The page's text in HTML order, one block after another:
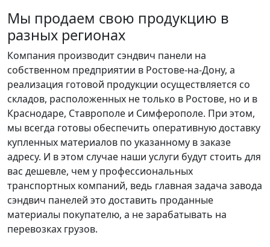
Мы продаем свою продукцию в
разных регионах
Компания производит сэндвич панели на
собственном предприятии в Ростове-на-Дону, а
реализация готовой продукции осуществляется со
складов, расположенных не только в Ростове, но и в
Краснодаре, Ставрополе и Симферополе. При этом,
мы всегда готовы обеспечить оперативную доставку
купленных материалов по указанному в заказе
адресу. И в этом случае наши услуги будут стоить для
вас дешевле, чем у профессиональных
транспортных компаний, ведь главная задача завода
сэндвич панелей это доставить проданные
материалы покупателю, а не зарабатывать на
перевозках грузов.